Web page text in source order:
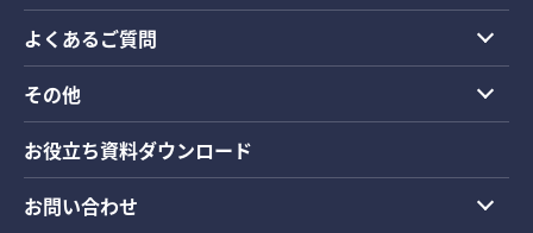
よくあるご質問
その他
お役立ち資料ダウンロード
お問い合わせ